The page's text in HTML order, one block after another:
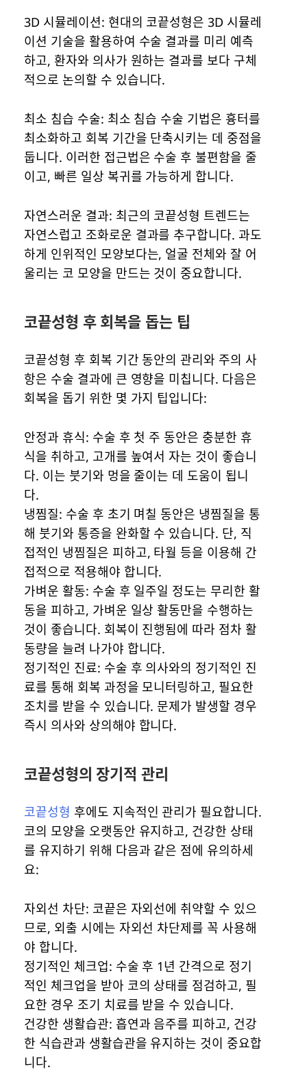
3D 시뮬레이션: 현대의 코끝성형은 3D 시뮬레
이션 기술을 활용하여 수술 결과를 미리 예측
하고, 환자와 의사가 원하는 결과를 보다 구체
적으로 논의할 수 있습니다.
최소 침습 수술: 최소 침습 수술 기법은 흉터를
최소화하고 회복 기간을 단축시키는 데 중점을
둡니다. 이러한 접근법은 수술 후 불편함을 줄
이고, 빠른 일상 복귀를 가능하게 합니다.
자연스러운 결과: 최근의 코끝성형 트렌드는
자연스럽고 조화로운 결과를 추구합니다. 과도
하게 인위적인 모양보다는, 얼굴 전체와 잘 어
울리는 코 모양을 만드는 것이 중요합니다.
​코끝성형 후 회복을 돕는 팁
코끝성형 후 회복 기간 동안의 관리와 주의 사
항은 수술 결과에 큰 영향을 미칩니다. 다음은
회복을 돕기 위한 몇 가지 팁입니다:
안정과 휴식: 수술 후 첫 주 동안은 충분한 휴
식을 취하고, 고개를 높여서 자는 것이 좋습니
다. 이는 붓기와 멍을 줄이는 데 도움이 됩니
다.
냉찜질: 수술 후 초기 며칠 동안은 냉찜질을 통
해 붓기와 통증을 완화할 수 있습니다. 단, 직
접적인 냉찜질은 피하고, 타월 등을 이용해 간
접적으로 적용해야 합니다.
가벼운 활동: 수술 후 일주일 정도는 무리한 활
동을 피하고, 가벼운 일상 활동만을 수행하는
것이 좋습니다. 회복이 진행됨에 따라 점차 활
동량을 늘려 나가야 합니다.
정기적인 진료: 수술 후 의사와의 정기적인 진
료를 통해 회복 과정을 모니터링하고, 필요한
조치를 받을 수 있습니다. 문제가 발생할 경우
즉시 의사와 상의해야 합니다.
코끝성형의 장기적 관리
코끝성형 후에도 지속적인 관리가 필요합니다.
코의 모양을 오랫동안 유지하고, 건강한 상태
를 유지하기 위해 다음과 같은 점에 유의하세
요:
자외선 차단: 코끝은 자외선에 취약할 수 있으
므로, 외출 시에는 자외선 차단제를 꼭 사용해
야 합니다.
정기적인 체크업: 수술 후 1년 간격으로 정기
적인 체크업을 받아 코의 상태를 점검하고, 필
요한 경우 조기 치료를 받을 수 있습니다.
건강한 생활습관: 흡연과 음주를 피하고, 건강
한 식습관과 생활습관을 유지하는 것이 중요합
니다.